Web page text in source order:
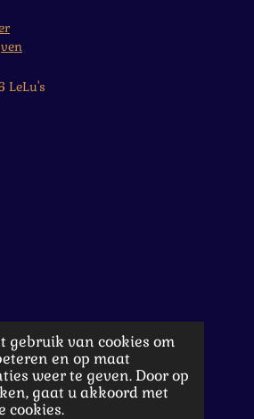
gebruik van cookies om
en op maat
weer te geven. Door op
gaat u akkoord met
cookies.
LeLu's